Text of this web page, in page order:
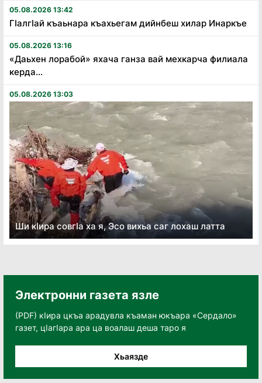
05.08.2026 13:42
Гӏалгӏай къаьнара къахьегам дийнбеш хилар Инаркъе
05.08.2026 13:16
«Даьхен лорабой» яхача ганза вай мехкарча филиала
керда...
05.08.2026 13:03
Ши кӏира совгӏа ха я, Эсо вихьа саг лохаш латта
Электронни газета язле
(PDF) кӀира цкъа арадувла къаман юкъара «Сердало»
газет, цӀагӀара ара ца воалаш деша таро я
Хьаязде